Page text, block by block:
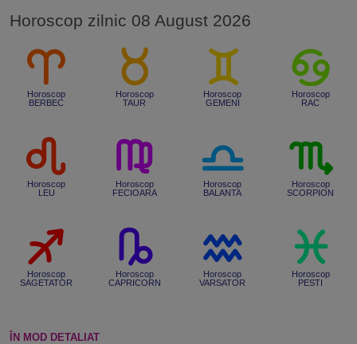
Horoscop zilnic 08 August 2026
Horoscop
BERBEC
Horoscop
TAUR
Horoscop
GEMENI
Horoscop
RAC
Horoscop
LEU
Horoscop
FECIOARA
Horoscop
BALANTA
Horoscop
SCORPION
Horoscop
SAGETATOR
Horoscop
CAPRICORN
Horoscop
VARSATOR
Horoscop
PESTI
ÎN MOD DETALIAT